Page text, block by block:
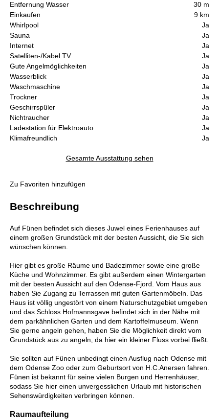
Entfernung Wasser
30 m
Einkaufen
9 km
Whirlpool
Ja
Sauna
Ja
Internet
Ja
Satelliten-/Kabel TV
Ja
Gute Angelmöglichkeiten
Ja
Wasserblick
Ja
Waschmaschine
Ja
Trockner
Ja
Geschirrspüler
Ja
Nichtraucher
Ja
Ladestation für Elektroauto
Ja
Klimafreundlich
Ja
Gesamte Ausstattung sehen
Zu Favoriten hinzufügen
Beschreibung
Auf Fünen befindet sich dieses Juwel eines Ferienhauses auf
einem großen Grundstück mit der besten Aussicht, die Sie sich
wünschen können.
Hier gibt es große Räume und Badezimmer sowie eine große
Küche und Wohnzimmer. Es gibt außerdem einen Wintergarten
mit der besten Aussicht auf den Odense-Fjord. Vom Haus aus
haben Sie Zugang zu Terrassen mit guten Gartenmöbeln. Das
Haus ist völlig ungestört von einem Naturschutzgebiet umgeben
und das Schloss Hofmannsgave befindet sich in der Nähe mit
dem parkähnlichen Garten und dem Kartoffelmuseum. Wenn
Sie gerne angeln gehen, haben Sie die Möglichkeit direkt vom
Grundstück aus zu angeln, da hier ein kleiner Fluss vorbei fließt.
Sie sollten auf Fünen unbedingt einen Ausflug nach Odense mit
dem Odense Zoo oder zum Geburtsort von H.C.Anersen fahren.
Fünen ist bekannt für seine vielen Burgen und Herrenhäuser,
sodass Sie hier einen unvergesslichen Urlaub mit historischen
Sehenswürdigkeiten verbringen können.
Raumaufteilung